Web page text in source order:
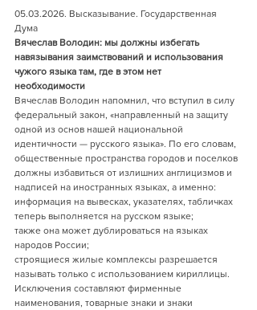
05.03.2026. Высказывание. Государственная
Дума
Вячеслав Володин: мы должны избегать
навязывания заимствований и использования
чужого языка там, где в этом нет
необходимости
Вячеслав Володин напомнил, что вступил в силу
федеральный закон, «направленный на защиту
одной из основ нашей национальной
идентичности — русского языка». По его словам,
общественные пространства городов и поселков
должны избавиться от излишних англицизмов и
надписей на иностранных языках, а именно:
информация на вывесках, указателях, табличках
теперь выполняется на русском языке;
также она может дублироваться на языках
народов России;
строящиеся жилые комплексы разрешается
называть только с использованием кириллицы.
Исключения составляют фирменные
наименования, товарные знаки и знаки